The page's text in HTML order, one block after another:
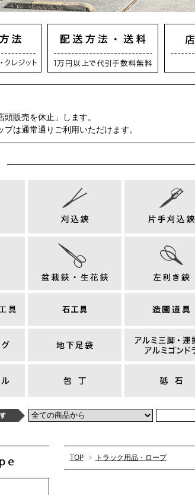
頭販売を休止」します。
プは通常通りご利用いただけます。
TOP > トラック用品・ロープ